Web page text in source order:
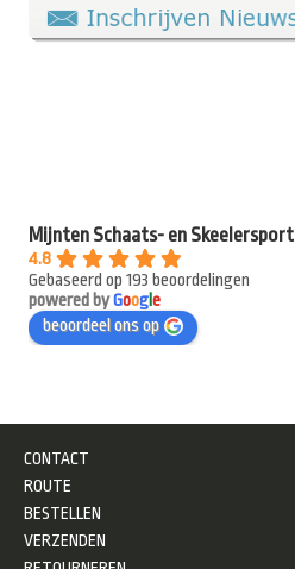
Mijnten Schaats- en Skeelersport
4.8
Gebaseerd op 193 beoordelingen
powered byGooge
beoordeel ons op
CONTACT
ROUTE
BESTELLEN
VERZENDEN